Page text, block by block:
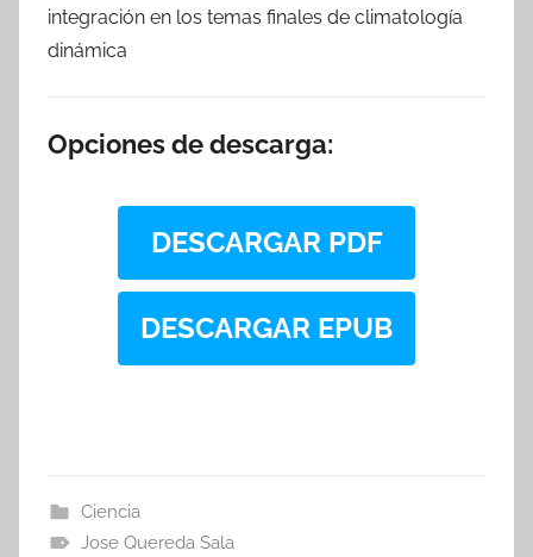
integración en los temas finales de climatología
dinámica
Opciones de descarga:
DESCARGAR PDF
DESCARGAR EPUB
Ciencia
Jose Quereda Sala